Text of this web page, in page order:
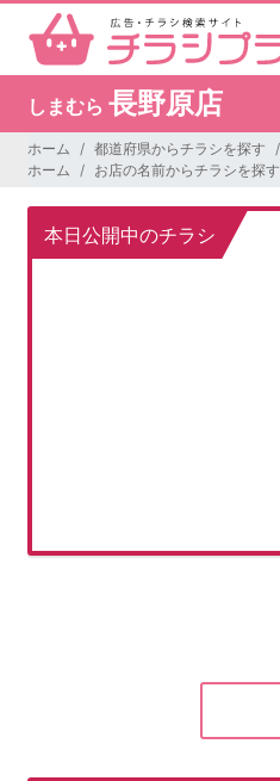
しまむら 長野原店
ホーム 都道府県からチラシを探す
ホーム
お店の名前からチラシを探す
本日公開中のチラシ